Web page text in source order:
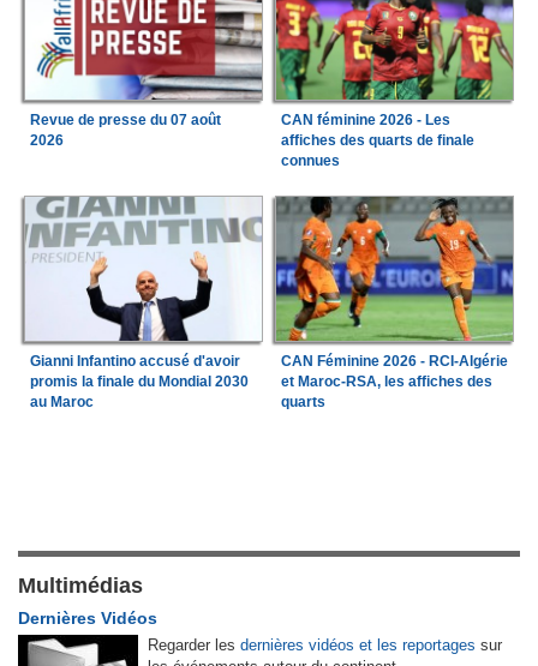
Revue de presse du 07 août
2026
CAN féminine 2026 - Les
affiches des quarts de finale
connues
Gianni Infantino accusé d'avoir
promis la finale du Mondial 2030
au Maroc
CAN Féminine 2026 - RCI-Algérie
et Maroc-RSA, les affiches des
quarts
Multimédias
Dernières Vidéos
Regarder les dernières vidéos et les reportages sur